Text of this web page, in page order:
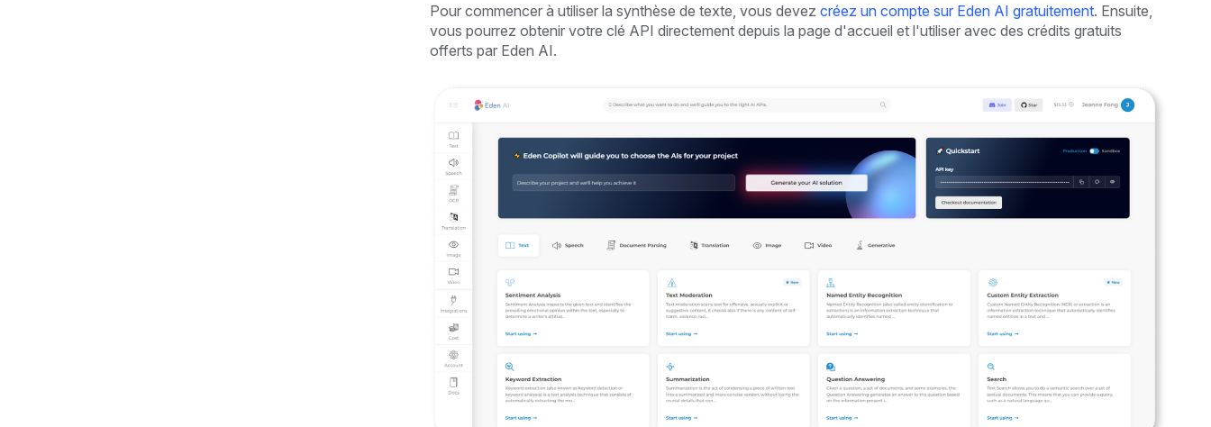
Pour commencer à utiliser la synthèse de texte, vous devez créez un compte sur Eden AI gratuitement. Ensuite,
vous pourrez obtenir votre clé API directement depuis la page d'accueil et l'utiliser avec des crédits gratuits
offerts par Eden AI.